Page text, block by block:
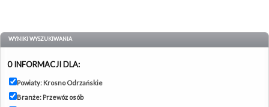
WYNIKI WYSZUKIWANIA
0 INFORMACJI DLA:
Powiaty: Krosno Odrzańskie
Branże: Przewóz osób